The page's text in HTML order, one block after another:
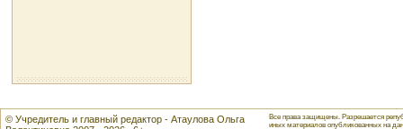
© Учредитель и главный редактор - Атаулова Ольга
Все права защищены. Разрешается
иных материалов опубликованных на